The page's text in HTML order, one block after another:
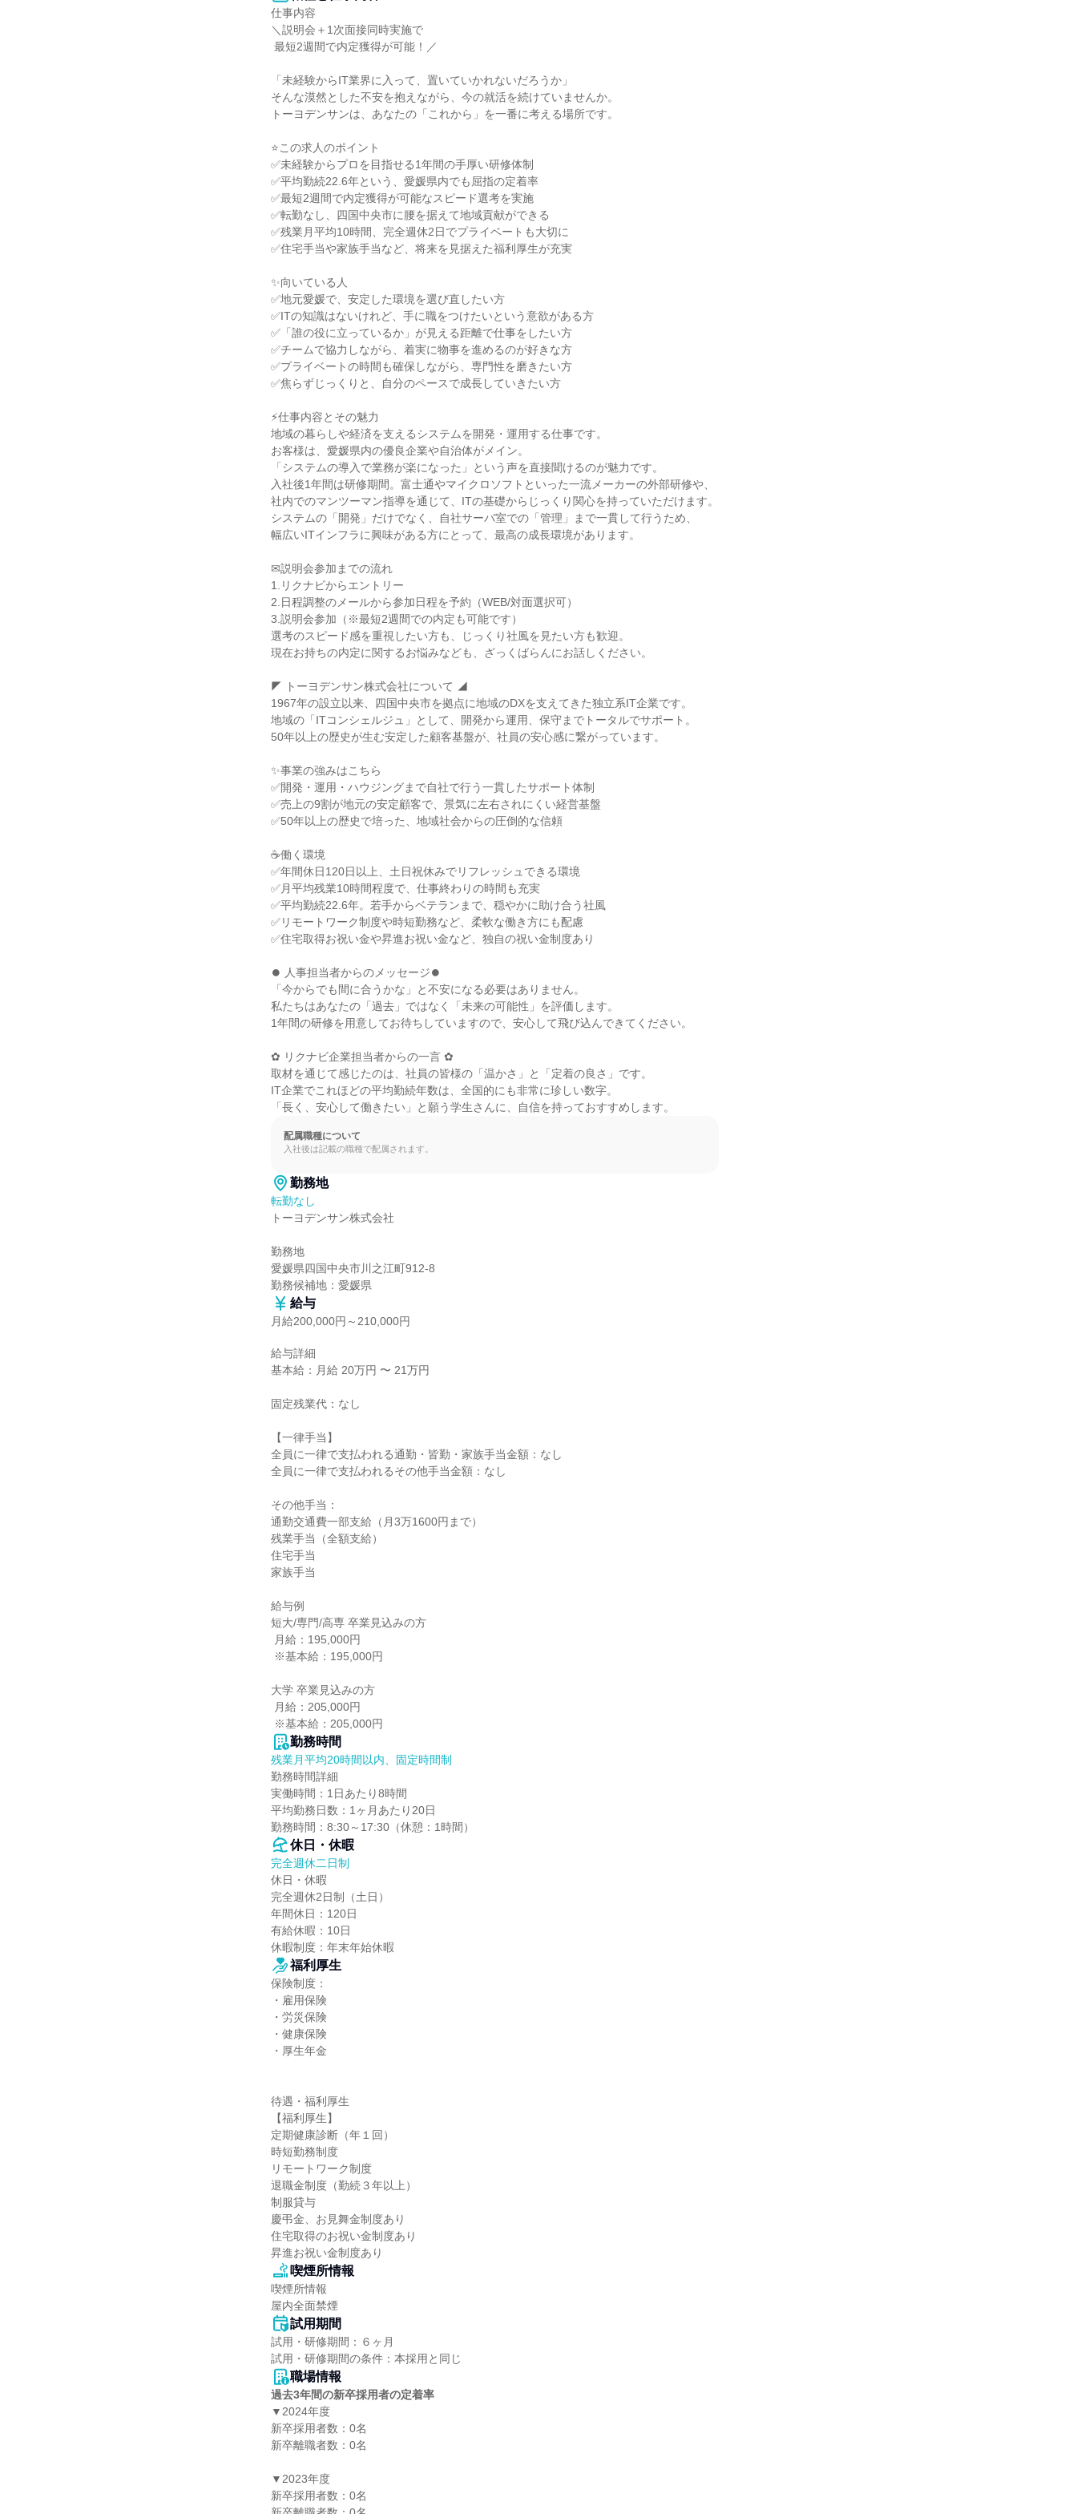
仕事内容
＼説明会＋1次面接同時実施で
「未経験からIT業界に入って、置いていかれないだろうか」
そんな漠然とした不安を抱えながら、今の就活を続けていませんか。
トーヨデンサンは、あなたの「これから」を一番に考える場所です。
⭐この求人のポイント
✅未経験からプロを目指せる1年間の手厚い研修体制
✅平均勤続22.6年という、愛媛県内でも屈指の定着率
✅最短2週間で内定獲得が可能なスピード選考を実施
✅転勤なし、四国中央市に腰を据えて地域貢献ができる
✅残業月平均10時間、完全週休2日でプライベートも大切に
✅住宅手当や家族手当など、将来を見据えた福利厚生が充実
✨向いている人
✅地元愛媛で、安定した環境を選び直したい方
✅ITの知識はないけれど、手に職をつけたいという意欲がある方
✅「誰の役に立っているか」が見える距離で仕事をしたい方
✅チームで協力しながら、着実に物事を進めるのが好きな方
✅プライベートの時間も確保しながら、専門性を磨きたい方
✅焦らずじっくりと、自分のペースで成長していきたい方
⚡仕事内容とその魅力
地域の暮らしや経済を支えるシステムを開発・運用する仕事です。
お客様は、愛媛県内の優良企業や自治体がメイン。
「システムの導入で業務が楽になった」という声を直接聞けるのが魅力です。
入社後1年間は研修期間。富士通やマイクロソフトといった一流メーカーの外部研修や、
社内でのマンツーマン指導を通じて、ITの基礎からじっくり関心を持っていただけます。
システムの「開発」だけでなく、自社サーバ室での「管理」まで一貫して行うため、
幅広いITインフラに興味がある方にとって、最高の成長環境があります。
✉説明会参加までの流れ
1.リクナビからエントリー
2.日程調整のメールから参加日程を予約（WEB/対面選択可）
3.説明会参加（※最短2週間での内定も可能です）
選考のスピード感を重視したい方も、じっくり社風を見たい方も歓迎。
現在お持ちの内定に関するお悩みなども、ざっくばらんにお話しください。
◤ トーヨデンサン株式会社について ◢
1967年の設立以来、四国中央市を拠点に地域のDXを支えてきた独立系IT企業です。
地域の「ITコンシェルジュ」として、開発から運用、保守までトータルでサポート。
50年以上の歴史が生む安定した顧客基盤が、社員の安心感に繋がっています。
✨事業の強みはこちら
✅開発・運用・ハウジングまで自社で行う一貫したサポート体制
✅売上の9割が地元の安定顧客で、景気に左右されにくい経営基盤
✅50年以上の歴史で培った、地域社会からの圧倒的な信頼
☕働く環境
✅年間休日120日以上、土日祝休みでリフレッシュできる環境
✅月平均残業10時間程度で、仕事終わりの時間も充実
✅平均勤続22.6年。若手からベテランまで、穏やかに助け合う社風
✅リモートワーク制度や時短勤務など、柔軟な働き方にも配慮
✅住宅取得お祝い金や昇進お祝い金など、独自の祝い金制度あり
⏺ 人事担当者からのメッセージ⏺
「今からでも間に合うかな」と不安になる必要はありません。
私たちはあなたの「過去」ではなく「未来の可能性」を評価します。
1年間の研修を用意してお待ちしていますので、安心して飛び込んできてください。
✿ リクナビ企業担当者からの一言 ✿
取材を通じて感じたのは、社員の皆様の「温かさ」と「定着の良さ」です。
IT企業でこれほどの平均勤続年数は、全国的にも非常に珍しい数字。
「長く、安心して働きたい」と願う学生さんに、自信を持っておすすめします。
配属職種について
入社後は記載の職種で配属されます。
勤務地
転勤なし
トーヨデンサン株式会社
勤務地
愛媛県四国中央市川之江町912-8
勤務候補地：愛媛県
給与
月給200,000円～210,000円
給与詳細
基本給：月給 20万円 〜 21万円
固定残業代：なし
【一律手当】
全員に一律で支払われる通勤・皆勤・家族手当金額：なし
全員に一律で支払われるその他手当金額：なし
その他手当：
通勤交通費一部支給（月3万1600円まで）
残業手当（全額支給）
住宅手当
家族手当
給与例
短大/専門/高専 卒業見込みの方
大学 卒業見込みの方
※基本給：205,000円
勤務時間
残業月平均20時間以内、固定時間制
勤務時間詳細
実働時間：1日あたり8時間
平均勤務日数：1ヶ月あたり20日
勤務時間：8:30～17:30（休憩：1時間）
休日・休暇
完全週休二日制
休日・休暇
完全週休2日制（土日）
年間休日：120日
有給休暇：10日
休暇制度：年末年始休暇
福利厚生
保険制度：
・雇用保険
・労災保険
・健康保険
・厚生年金
待遇・福利厚生
【福利厚生】
定期健康診断（年１回）
時短勤務制度
リモートワーク制度
退職金制度（勤続３年以上）
制服貸与
慶弔金、お見舞金制度あり
住宅取得のお祝い金制度あり
昇進お祝い金制度あり
喫煙所情報
喫煙所情報
屋内全面禁煙
試用期間
試用・研修期間：６ヶ月
職場情報
過去3年間の新卒採用者の定着率
▼2024年度
新卒採用者数：0名
新卒離職者数：0名
▼2023年度
新卒採用者数：0名